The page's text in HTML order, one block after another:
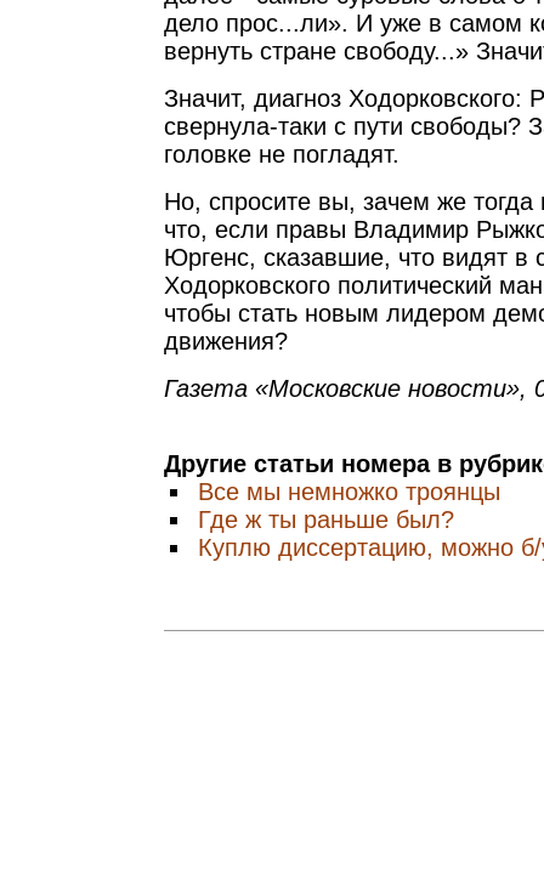
дело прос...ли». И уже в самом
вернуть стране свободу...»
Значит, диагноз Ходорковского:
свернула-таки с пути свободы?
головке не погладят.
Но, спросите вы, зачем же тогда
что, если правы Владимир
Юргенс, сказавшие, что видят в
Ходорковского политический
чтобы стать новым лидером
движения?
Газета «Московские новости»,
Другие статьи номера в
Все мы немножко троянцы
Где ж ты раньше был?
Куплю диссертацию, можно